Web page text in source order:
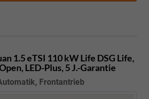
drucken
1.5 eTSI 110 kW Life DSG Life,
LED-Plus, 5 J.-Garantie
Frontantrieb